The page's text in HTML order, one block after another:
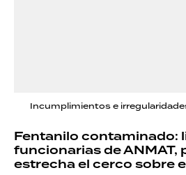
Incumplimientos e
Fentanilo contaminado:
funcionarias de ANMAT,
estrecha el cerco sobre